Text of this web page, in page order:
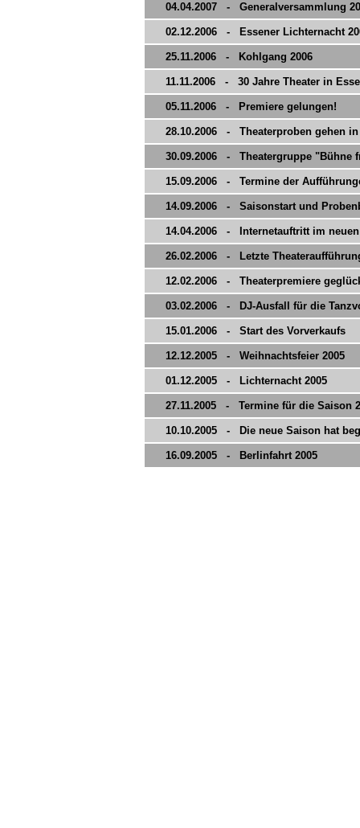
04.04.2007 - Generalversammlung
02.12.2006 - Essener Lichternacht
25.11.2006 - Kohlgang 2006
11.11.2006 - 30 Jahre Theater in
05.11.2006 - Premiere gelungen!
28.10.2006 - Theaterproben gehen
30.09.2006 - Theatergruppe "Bühne
15.09.2006 - Termine der
14.09.2006 - Saisonstart und
14.04.2006 - Internetauftritt im
26.02.2006 - Letzte
12.02.2006 - Theaterpremiere
03.02.2006 - DJ-Ausfall für die
15.01.2006 - Start des Vorverkaufs
12.12.2005 - Weihnachtsfeier 2005
01.12.2005 - Lichternacht 2005
27.11.2005 - Termine für die Saison
10.10.2005 - Die neue Saison hat
16.09.2005 - Berlinfahrt 2005